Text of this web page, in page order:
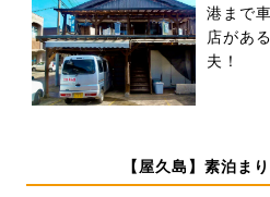
港まで
店があ
夫！
【屋久島】素泊ま